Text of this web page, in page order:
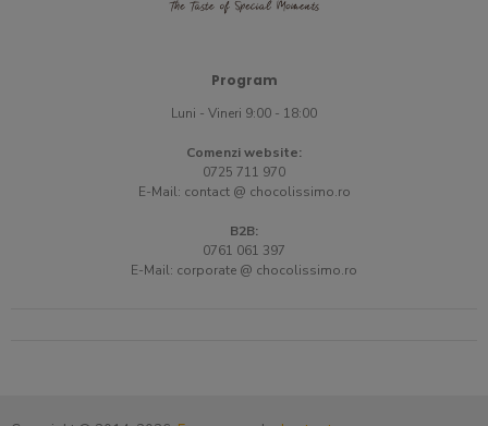
Program
Luni - Vineri 9:00 - 18:00
Comenzi website:
0725 711 970
E-Mail: contact @ chocolissimo.ro
B2B:
0761 061 397
E-Mail: corporate @ chocolissimo.ro